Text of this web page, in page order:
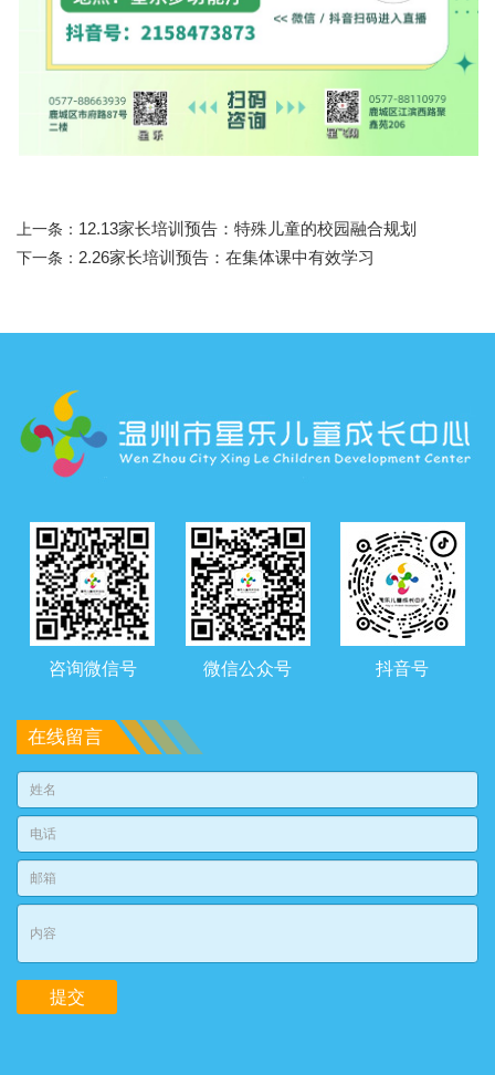
上一条： 12.13家长培训预告：特殊儿童的校园融合规划
下一条： 2.26家长培训预告：在集体课中有效学习
咨询微信号 微信公众号 抖音号
在线留言